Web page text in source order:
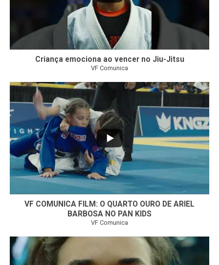
Criança emociona ao vencer no Jiu-Jitsu
VF Comunica
...
VF COMUNICA FILM: O QUARTO OURO DE ARIEL
BARBOSA NO PAN KIDS
VF Comunica
...